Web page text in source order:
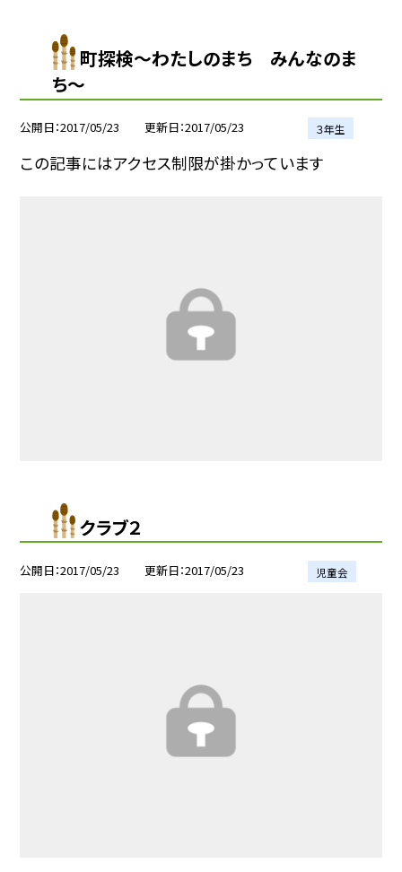
町探検〜わたしのまち みんなのま
ち〜
公開日 2017/05/23 更新日 2017/05/23 ３年生
この記事にはアクセス制限が掛かっています
クラブ２
公開日 2017/05/23 更新日 2017/05/23 児童会